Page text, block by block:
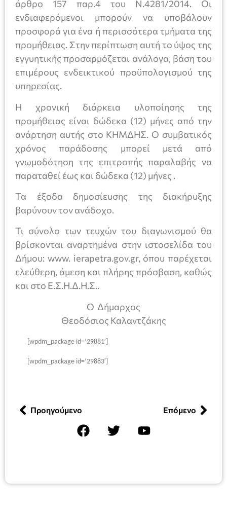
άρθρο 157 παρ.4 του Ν.4281/2014. Οι
ενδιαφερόμενοι μπορούν να υποβάλουν
προσφορά για ένα ή περισσότερα τμήματα της
προμήθειας. Στην περίπτωση αυτή το ύψος της
εγγυητικής προσαρμόζεται ανάλογα, βάση του
επιμέρους ενδεικτικού προϋπολογισμού της
υπηρεσίας.
Η χρονική διάρκεια υλοποίησης της
προμήθειας είναι δώδεκα (12) μήνες από την
ανάρτηση αυτής στο ΚΗΜΔΗΣ. Ο συμβατικός
χρόνος παράδοσης μπορεί μετά από
γνωμοδότηση της επιτροπής παραλαβής να
παραταθεί έως και δώδεκα (12) μήνες .
Τα έξοδα δημοσίευσης της διακήρυξης
βαρύνουν τον ανάδοχο.
Τι σύνολο των τευχών του διαγωνισμού θα
βρίσκονται αναρτημένα στην ιστοσελίδα του
Δήμου: www. ierapetra.gov.gr, όπου παρέχεται
ελεύθερη, άμεση και πλήρης πρόσβαση, καθώς
και στο Ε.Σ.Η.Δ.Η.Σ..
Ο Δήμαρχος
Θεοδόσιος Καλαντζάκης
[wpdm_package id=’29881′]
[wpdm_package id=’29883′]
Προηγούμενο Επόμενο